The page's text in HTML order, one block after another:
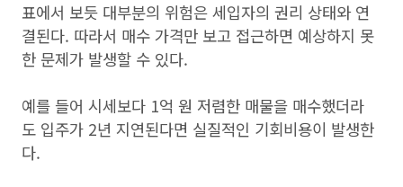
표에서 보듯 대부분의 위험은 세입자의 권리 상태와 연
결된다. 따라서 매수 가격만 보고 접근하면 예상하지 못
한 문제가 발생할 수 있다.
예를 들어 시세보다 1억 원 저렴한 매물을 매수했더라
도 입주가 2년 지연된다면 실질적인 기회비용이 발생한
다.